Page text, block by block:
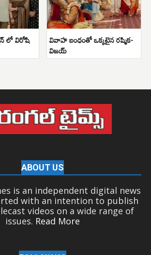
లో విరోషి వివాహ బంధంతో ఒక్కటైన రష్మిక-
విజయ్
ABOUT US
is an independent digital news
with an intention to publish
videos on a wide range of
issues. Read More